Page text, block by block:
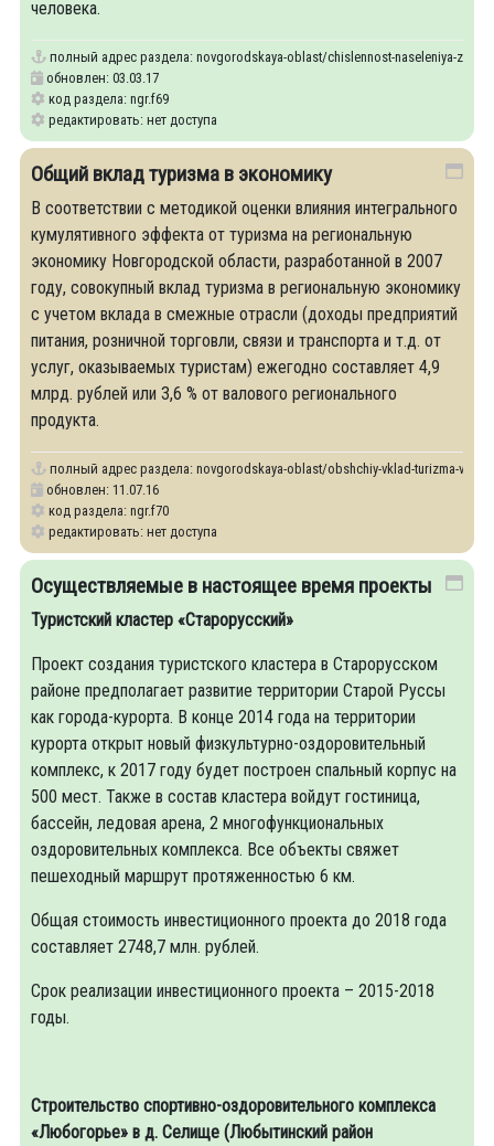
человека.
полный адрес раздела: novgorodskaya-oblast/chislennost-naseleniya-
обновлен: 03.03.17
код раздела: ngr.f69
редактировать: нет доступа
Общий вклад туризма в экономику
В соответствии с методикой оценки влияния интегрального
кумулятивного эффекта от туризма на региональную
экономику Новгородской области, разработанной в 2007
году, совокупный вклад туризма в региональную экономику
с учетом вклада в смежные отрасли (доходы предприятий
питания, розничной торговли, связи и транспорта и т.д. от
услуг, оказываемых туристам) ежегодно составляет 4,9
млрд. рублей или 3,6 % от валового регионального
продукта.
полный адрес раздела: novgorodskaya-oblast/obshchiy-vklad-turizma-v-
обновлен: 11.07.16
код раздела: ngr.f70
редактировать: нет доступа
Осуществляемые в настоящее время проекты
Туристский кластер «Старорусский»
Проект создания туристского кластера в Старорусском
районе предполагает развитие территории Старой Руссы
как города-курорта. В конце 2014 года на территории
курорта открыт новый физкультурно-оздоровительный
комплекс, к 2017 году будет построен спальный корпус на
500 мест. Также в состав кластера войдут гостиница,
бассейн, ледовая арена, 2 многофункциональных
оздоровительных комплекса. Все объекты свяжет
пешеходный маршрут протяженностью 6 км.
Общая стоимость инвестиционного проекта до 2018 года
составляет 2748,7 млн. рублей.
Срок реализации инвестиционного проекта – 2015-2018
годы.
Строительство спортивно-оздоровительного комплекса
«Любогорье» в д. Селище (Любытинский район